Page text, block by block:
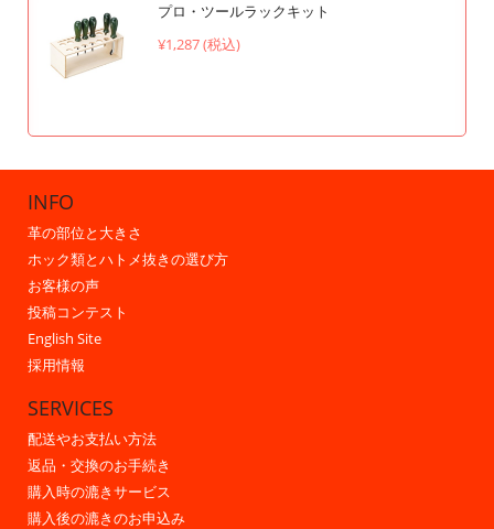
プロ・ツールラックキット
¥1,287 (税込)
INFO
革の部位と大きさ
ホック類とハトメ抜きの選び方
お客様の声
投稿コンテスト
English Site
採用情報
SERVICES
配送やお支払い方法
返品・交換のお手続き
購入時の漉きサービス
購入後の漉きのお申込み